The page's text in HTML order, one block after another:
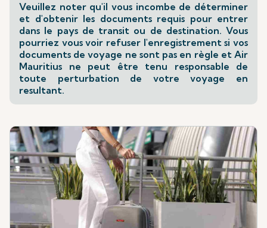
Veuillez noter qu'il vous incombe de déterminer
et d'obtenir les documents requis pour entrer
dans le pays de transit ou de destination. Vous
pourriez vous voir refuser l'enregistrement si vos
documents de voyage ne sont pas en règle et Air
Mauritius ne peut être tenu responsable de
toute perturbation de votre voyage en
resultant.